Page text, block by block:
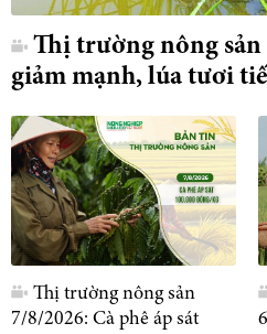
Thị trường nông sản
giảm mạnh, lúa tươi
Thị trường nông sản
7/8/2026: Cà phê áp sát